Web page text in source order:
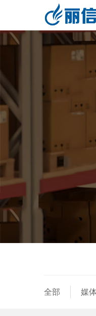
全部 媒